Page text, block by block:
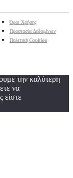
Όροι Χρήσης
Προστασία Δεδομένων
Πολιτική Cookies
την καλύτερη
να
είστε